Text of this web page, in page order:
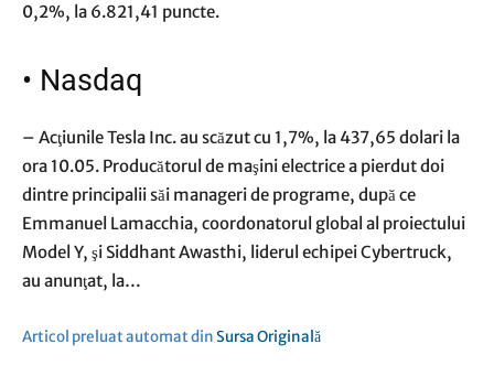
0,2%, la 6.821,41 puncte.
• Nasdaq
– Acţiunile Tesla Inc. au scăzut cu 1,7%, la 437,65 dolari la
ora 10.05. Producătorul de maşini electrice a pierdut doi
dintre principalii săi manageri de programe, după ce
Emmanuel Lamacchia, coordonatorul global al proiectului
Model Y, şi Siddhant Awasthi, liderul echipei Cybertruck,
au anunţat, la…
Articol preluat automat dinSursa Originală